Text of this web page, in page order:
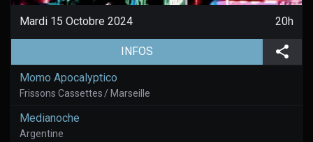
Mardi 15 Octobre 2024 20h
INFOS (aller à la page de l'évènement)
Momo Apocalyptico
Frissons Cassettes / Marseille
Medianoche
Argentine